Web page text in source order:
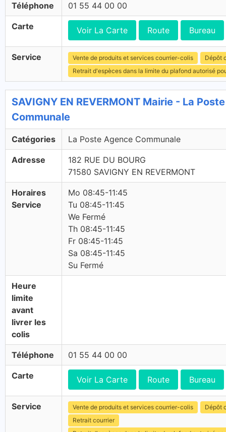
Téléphone 01 55 44 00 00
Carte Voir La Carte Route Bureau
Service Vente de produits et services courrier-colis
Dépôt
Retrait d'espèces dans la limite du plafond autorisé
SAVIGNY EN REVERMONT Mairie - La
Communale
Catégories La Poste Agence Communale
Adresse
182 RUE DU BOURG
71580 SAVIGNY EN REVERMONT
Horaires
Service
Mo 08:45-11:45
Tu 08:45-11:45
We Fermé
Th 08:45-11:45
Fr 08:45-11:45
Sa 08:45-11:45
Su Fermé
Heure
limite
avant
livrer les
colis
Téléphone 01 55 44 00 00
Carte Voir La Carte Route Bureau
Service Vente de produits et services courrier-colis
Dépôt
Retrait courrier